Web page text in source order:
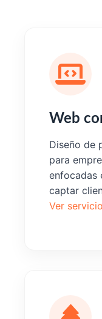
Web
Diseño de
para
enfocadas
captar
Ver